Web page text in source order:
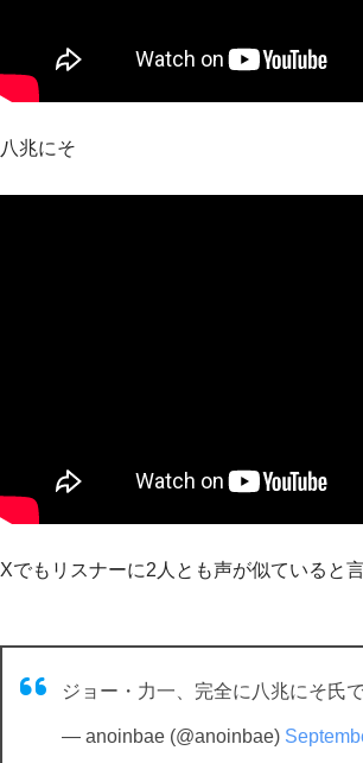
八兆にそ
Xでもリスナーに2人とも声が似ていると
ジョー・力一、完全に八兆にそ氏
— anoinbae (@anoinbae)